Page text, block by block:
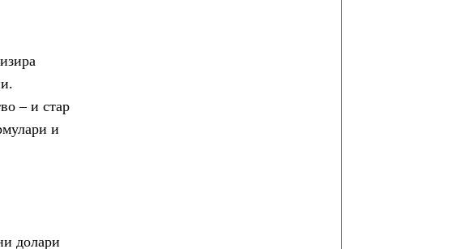
– и стар
и
долари